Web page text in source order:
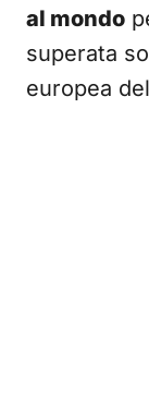
al mondo
superata
europea